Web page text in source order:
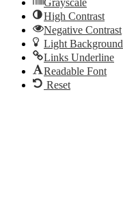
Grayscale
High Contrast
Negative Contrast
Light Background
Links Underline
Readable Font
Reset